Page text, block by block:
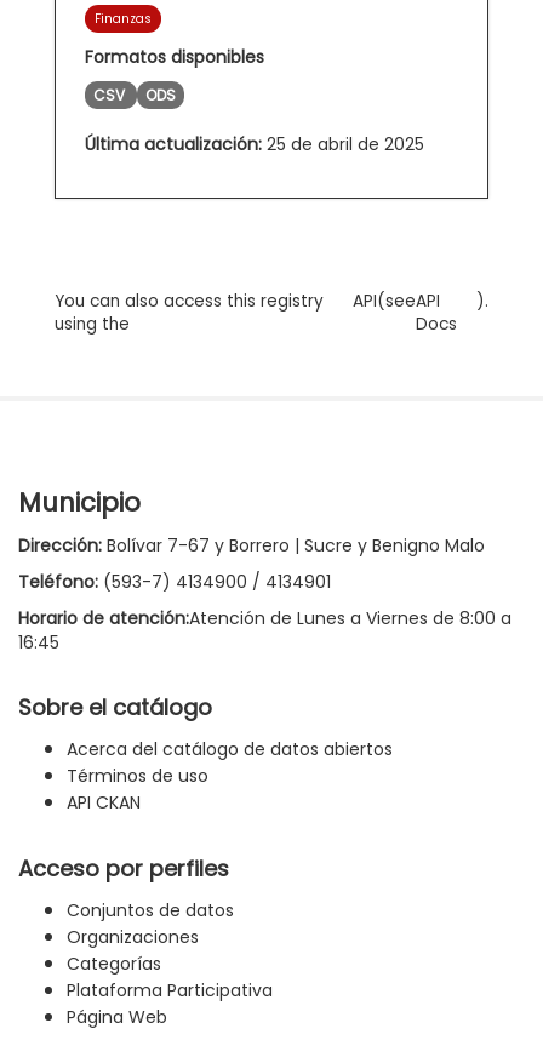
Finanzas
Formatos disponibles
CSV ODS
Última actualización: 25 de abril de 2025
You can also access this registry
using the
API(seeAPI
Docs
).
Municipio
Dirección: Bolívar 7-67 y Borrero | Sucre y Benigno Malo
Teléfono: (593-7) 4134900 / 4134901
Horario de atención:Atención de Lunes a Viernes de 8:00 a
16:45
Sobre el catálogo
Acerca del catálogo de datos abiertos
Términos de uso
API CKAN
Acceso por perfiles
Conjuntos de datos
Organizaciones
Categorías
Plataforma Participativa
Página Web